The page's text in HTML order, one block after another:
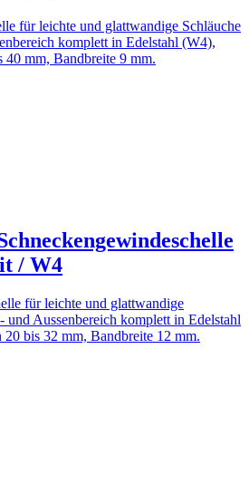
für leichte und glattwandige Schläuche
komplett in Edelstahl (W4),
40 mm, Bandbreite 9 mm.
/ W4
für leichte und glattwandige
und Aussenbereich komplett in Edelstahl
20 bis 32 mm, Bandbreite 12 mm.